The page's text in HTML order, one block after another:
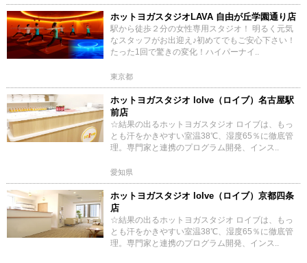
ホットヨガスタジオLAVA 自由が丘学園通り店
駅から徒歩２分の女性専用スタジオ！ 明るく元気
なスタッフがお出迎え♪初めてでもご安心下さい！
たった1回で驚きの変化！ハイパーナイ..
東京都
ホットヨガスタジオ loIve（ロイブ）名古屋駅
前店
☆結果の出るホットヨガスタジオ ロイブは、もっ
とも汗をかきやすい室温38℃、湿度65％に徹底管
理。専門家と連携のプログラム開発、インス..
愛知県
ホットヨガスタジオ loIve（ロイブ）京都四条
店
☆結果の出るホットヨガスタジオ ロイブは、もっ
とも汗をかきやすい室温38℃、湿度65％に徹底管
理。専門家と連携のプログラム開発、インス..